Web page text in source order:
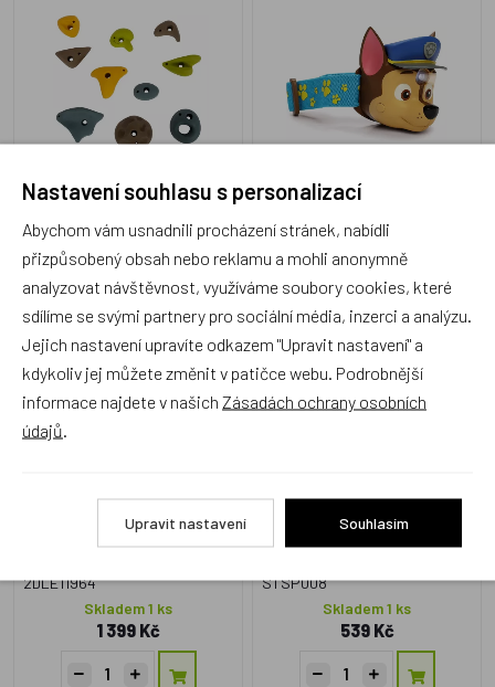
2DLE12311
Skladem 1 ks
1 085 Kč
STNIC1020
Skladem 4 ks
499 Kč
Small Foot Minigolf set
Active
2DLE11964
Skladem 1 ks
1 399 Kč
BUKI Science+ Dalekohled
Expert 10x25
STSP008
Skladem 1 ks
539 Kč
Nastavení souhlasu s personalizací
Abychom vám usnadnili procházení stránek, nabídli
přizpůsobený obsah nebo reklamu a mohli anonymně
analyzovat návštěvnost, využíváme soubory cookies, které
sdílíme se svými partnery pro sociální média, inzerci a analýzu.
Jejich nastavení upravíte odkazem "Upravit nastavení" a
kdykoliv jej můžete změnit v patičce webu. Podrobnější
informace najdete v našich Zásadách ochrany osobních
údajů
Upravit nastavení Souhlasím